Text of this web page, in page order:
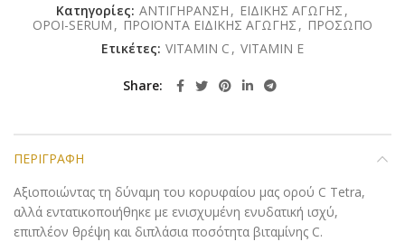
Κατηγορίες: ΑΝΤΙΓΗΡΑΝΣΗ , ΕΙΔΙΚΗΣ ΑΓΩΓΗΣ ,
ΟΡΟΙ-SERUM , ΠΡΟΪΟΝΤΑ ΕΙΔΙΚΗΣ ΑΓΩΓΗΣ , ΠΡΟΣΩΠΟ
Ετικέτες: VITAMIN C , VITAMIN E
Share
ΠΕΡΙΓΡΑΦΉ
Αξιοποιώντας τη δύναμη του κορυφαίου μας ορού C Tetra,
αλλά εντατικοποιήθηκε με ενισχυμένη ενυδατική ισχύ,
επιπλέον θρέψη και διπλάσια ποσότητα βιταμίνης C.